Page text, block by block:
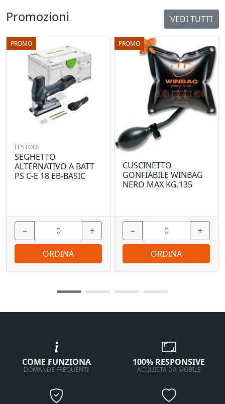
Promozioni VEDI TUTTI
PROMO
FESTOOL
SEGHETTO
ALTERNATIVO A BATT
PS C-E 18 EB-BASIC
− +
ORDINA
PROMO
CUSCINETTO
GONFIABILE WINBAG
NERO MAX KG.135
− +
ORDINA
COME FUNZIONA
DOMANDE FREQUENTI
100% RESPONSIVE
ACQUISTA DA MOBILE